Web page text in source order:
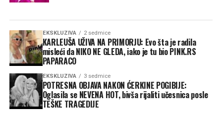
EKSKLUZIVA 2 sedmice
KARLEUŠA UŽIVA NA PRIMORJU: Evo šta je radila
misleći da NIKO NE GLEDA, iako je tu bio PINK.RS
PAPARACO
EKSKLUZIVA 3 sedmice
POTRESNA OBJAVA NAKON ĆERKINE POGIBIJE:
Oglasila se NEVENA HOT, bivša rijaliti učesnica posle
TEŠKE TRAGEDIJE